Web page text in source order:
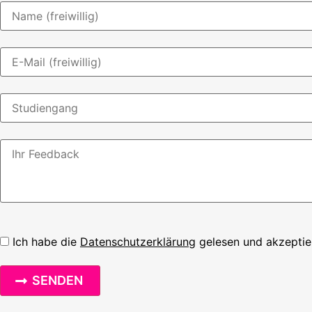
Ich habe die Datenschutzerklärung gelesen und